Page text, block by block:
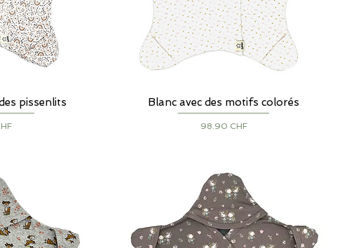
pissenlits Aperçu rapide
Blanc avec des motifs colorés
Prix
98.90 CHF